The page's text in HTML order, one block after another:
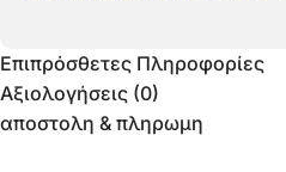
Επιπρόσθετες Πληροφορίες
Αξιολογήσεις (0)
αποστολη & πληρωμη